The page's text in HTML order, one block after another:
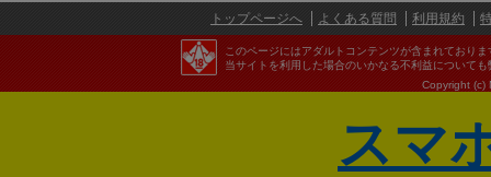
トップページへ よくある質問 利用規約
このページにはアダルトコンテンツが含まれており
当サイトを利用した場合のいかなる不利益について
Copyright (c)
スマ